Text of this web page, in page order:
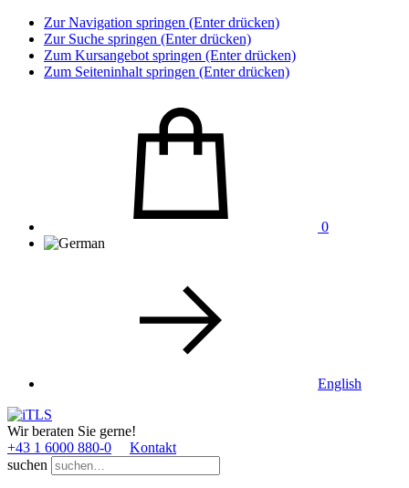
Zur Navigation springen (Enter drücken)
Zur Suche springen (Enter drücken)
Zum Kursangebot springen (Enter drücken)
Zum Seiteninhalt springen (Enter drücken)
0
English
Wir beraten Sie gerne!
+43 1 6000 880­-0
Kontakt
suchen